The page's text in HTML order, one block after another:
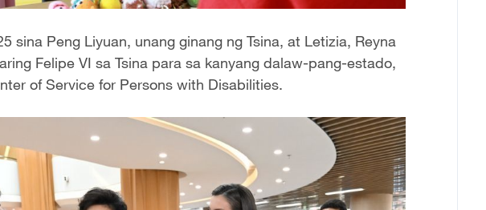
sina Peng Liyuan, unang ginang ng Tsina, at Letizia, Reyna
Felipe VI sa Tsina para sa kanyang dalaw-pang-estado,
of Service for Persons with Disabilities.